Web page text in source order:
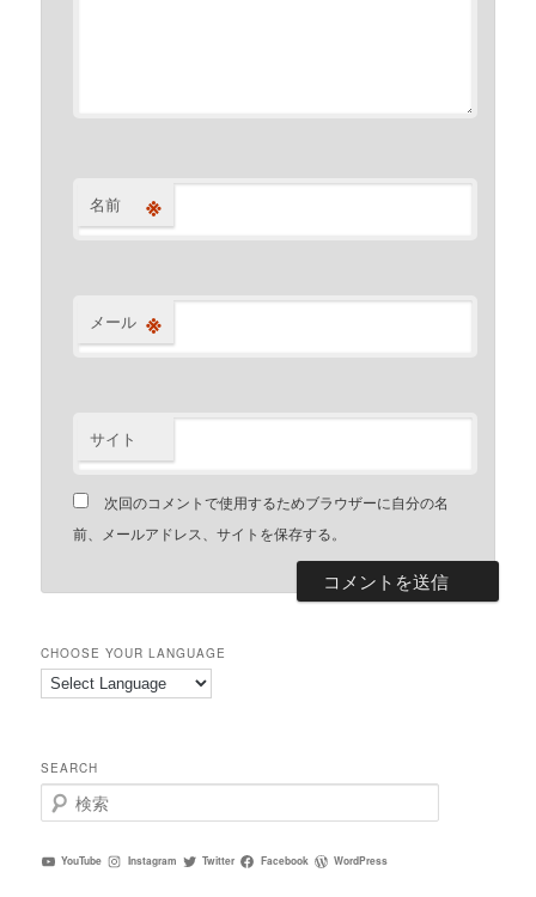
名前 ※
メール ※
サイト
次回のコメントで使用するためブラウザーに自分の名
前、メールアドレス、サイトを保存する。
CHOOSE YOUR LANGUAGE
SEARCH
検
索
YouTube Instagram Twitter Facebook WordPress